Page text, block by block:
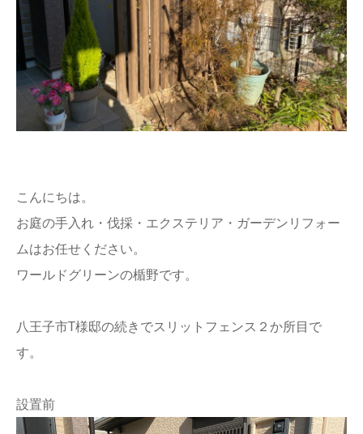
こんにちは。
お庭の手入れ・伐採・エクステリア・ガーデンリフォー
ムはお任せください。
ワールドグリーンの楯野です。
八王子市T様邸の続きでスリットフェンス２か所目で
す。
設置前
ブログ
ご相談・お問い合わせ